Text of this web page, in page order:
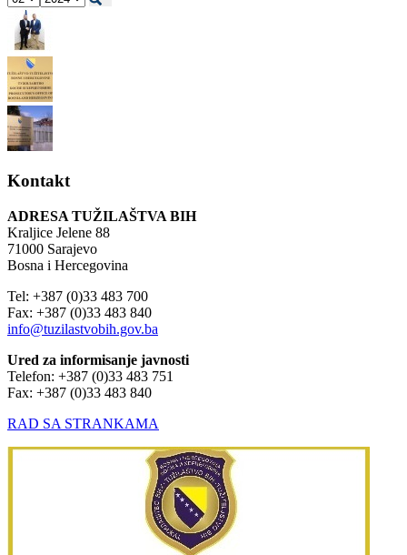
Kontakt
ADRESA TUŽILAŠTVA BIH
Kraljice Jelene 88
71000 Sarajevo
Bosna i Hercegovina
Tel: +387 (0)33 483 700
Fax: +387 (0)33 483 840
info@tuzilastvobih.gov.ba
Ured za informisanje javnosti
Telefon: +387 (0)33 483 751
Fax: +387 (0)33 483 840
RAD SA STRANKAMA